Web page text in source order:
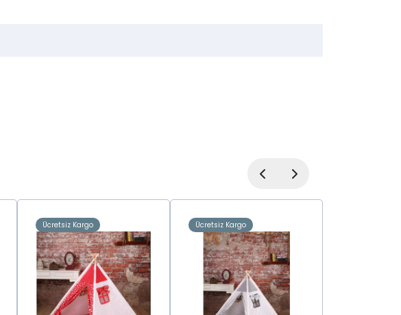
Ücretsiz Kargo Ücretsiz Kargo